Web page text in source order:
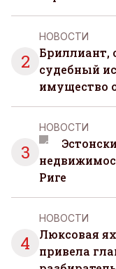
2
НОВОСТИ
Бриллиант,
судебный
имущество
3
НОВОСТИ
Риге
4
НОВОСТИ
Люксовая
привела